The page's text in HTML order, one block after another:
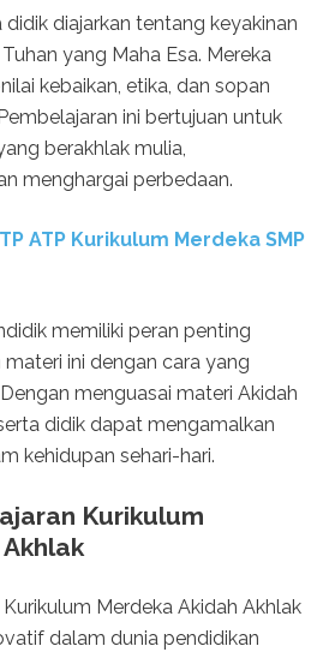
didik diajarkan tentang keyakinan
yang Maha Esa. Mereka
kebaikan, etika, dan sopan
ini bertujuan untuk
berakhlak mulia,
menghargai perbedaan.
ATP Kurikulum Merdeka SMP
memiliki peran penting
ini dengan cara yang
menguasai materi Akidah
didik dapat mengamalkan
kehidupan sehari-hari.
Kurikulum
Merdeka Akidah Akhlak
dalam dunia pendidikan